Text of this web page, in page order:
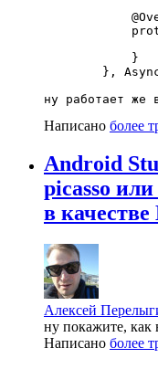
            }
},
ну работает же
Написано более
Android
picasso
в
Алексей
ну покажите, как
Написано более